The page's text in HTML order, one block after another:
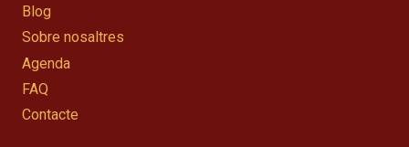
Blog
Sobre nosaltres
Agenda
FAQ
Contacte